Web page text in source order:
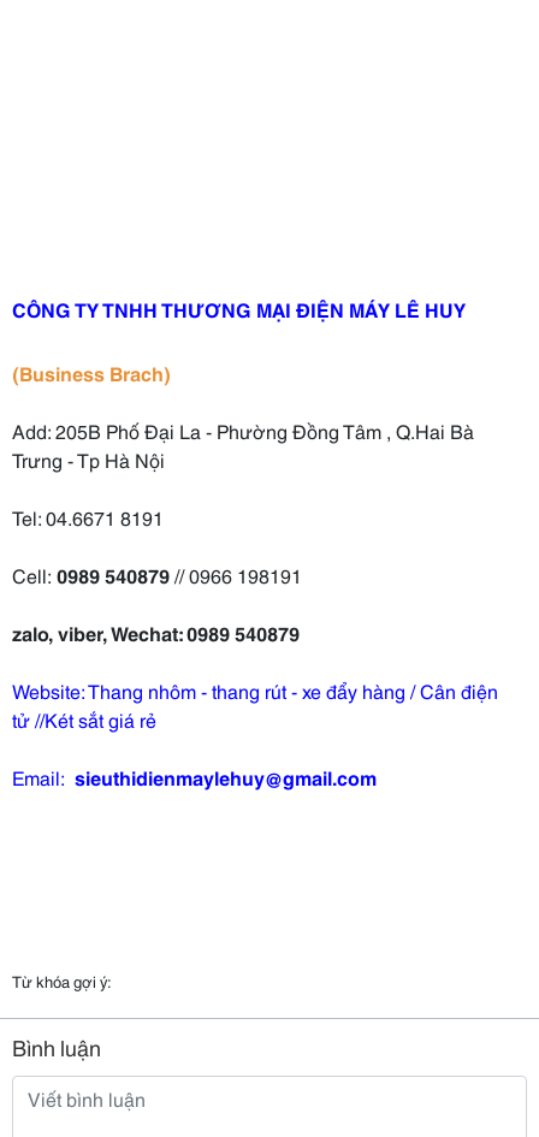
CÔNG TY TNHH THƯƠNG MẠI ĐIỆN MÁY LÊ HUY
(Business Brach)
Add: 205B Phố Đại La - Phường Đồng Tâm , Q.Hai Bà
Trưng - Tp Hà Nội
Tel: 04.6671 8191
Cell: 0989 540879// 0966 198191
zalo, viber, Wechat: 0989 540879
Website: Thang nhôm - thang rút - xe đẩy hàng / Cân điện
tử //Két sắt giá rẻ
Email: sieuthidienmaylehuy@gmail.com
Từ khóa gợi ý:
Bình luận